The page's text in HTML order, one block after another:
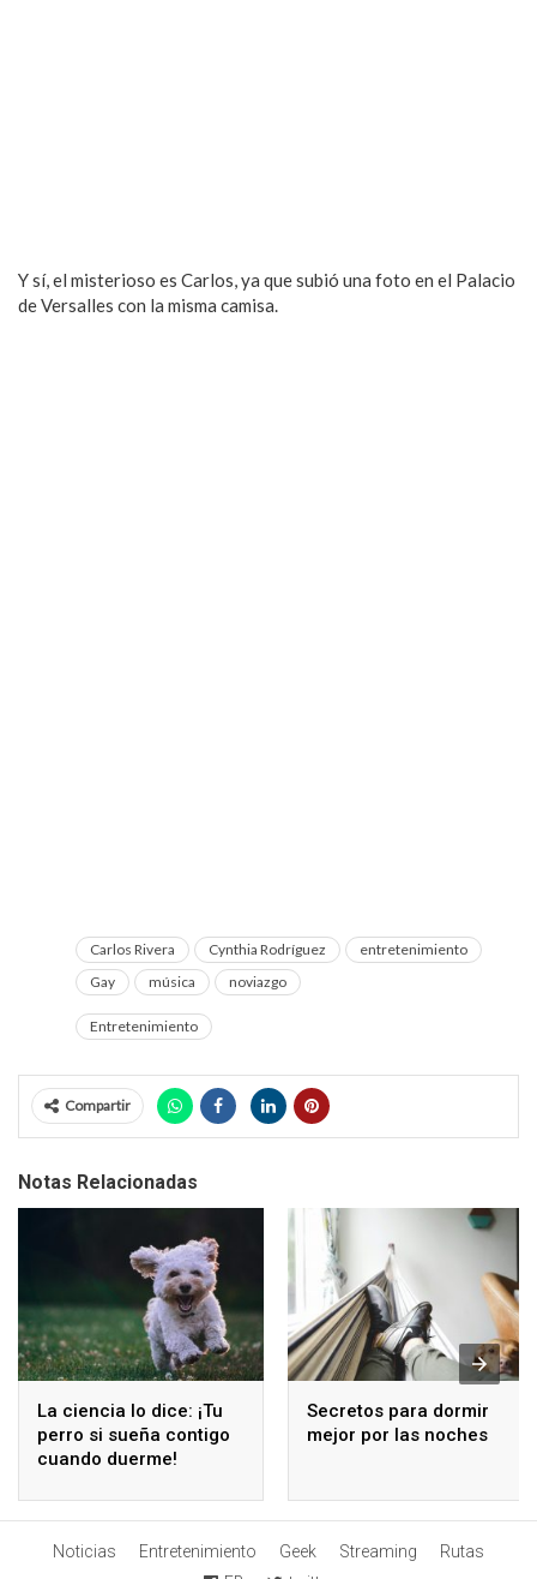
Y sí, el misterioso es Carlos, ya que subió una foto en el Palacio
de Versalles con la misma camisa.
Carlos Rivera Cynthia Rodríguez
entretenimiento
Gay
música noviazgo
Entretenimiento
Compartir
Notas Relacionadas
La ciencia lo dice: ¡Tu
perro si sueña contigo
cuando duerme!
Secretos para dormir
mejor por las noches
Noticias Entretenimiento Geek Streaming
Rutas